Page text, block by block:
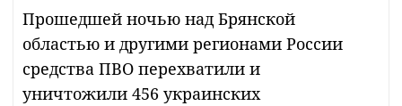
Прошедшей ночью над Брянской
областью и другими регионами России
средства ПВО перехватили и
уничтожили 456 украинских